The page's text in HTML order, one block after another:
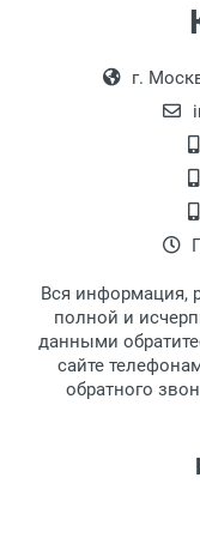
выдачи
18:00, по
офисе
второй
После
выдачи,
товара.
Для
Заказ
рабочих
г.
Вся информация,
полной и
данными
сайте
обратного